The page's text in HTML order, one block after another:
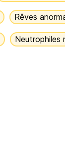
Rêves
Neutrophiles